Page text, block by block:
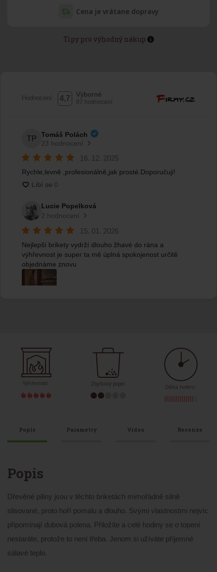
Cena je vrátane dopravy
Tipy pro výhodný nákup
Výhřevnost: Zbytkový popel: Délka hoření:
Popis Parametry Video Recenze
Popis
Dřevěné piliny jsou v těchto briketách mimořádně silně
slisované, proto hoří pomalu a dlouho. Svými vlastnostmi nejvíc
připomínají dubová polena. Přiložíte a celé hodiny se o topení
nestaráte, protože to není třeba. Jenom si užíváte příjemné
sálavé teplo.